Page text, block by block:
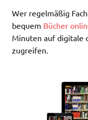
Wer regelmäßig
bequem Bücher
Minuten auf digitale
zugreifen.